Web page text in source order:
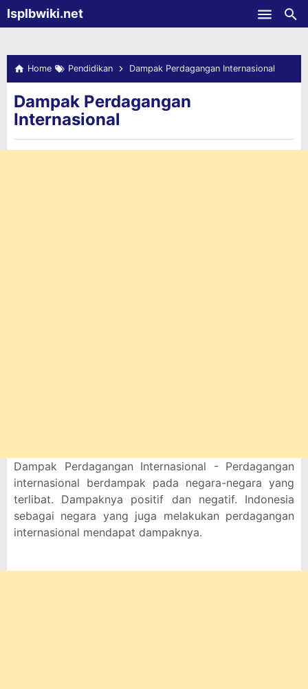
-->Isplbwiki.net
Home Pendidikan Dampak Perdagangan Internasional
Dampak Perdagangan
Internasional
Dampak Perdagangan Internasional - Perdagangan
internasional berdampak pada negara-negara yang
terlibat. Dampaknya positif dan negatif. Indonesia
sebagai negara yang juga melakukan perdagangan
internasional mendapat dampaknya.